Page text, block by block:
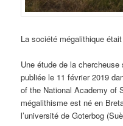
La société mégalithique
Une étude de la
publiée le 11 février 2019
of the National Academy of
mégalithisme est né en
l’université de Goterbog